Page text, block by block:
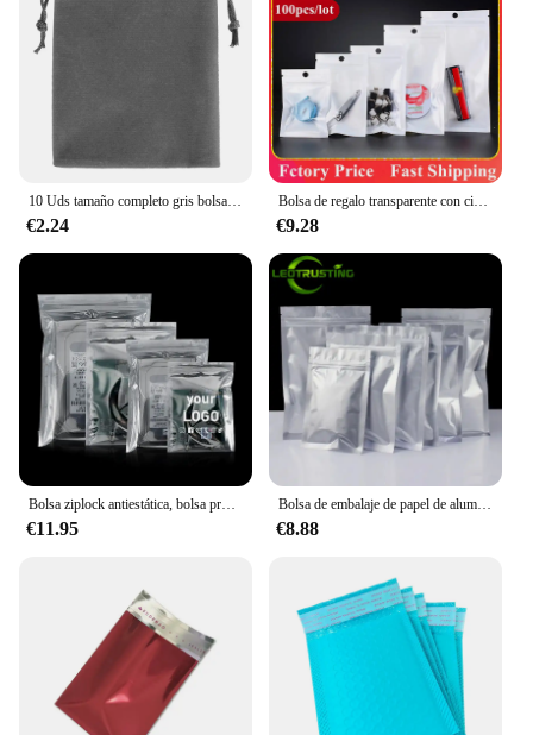
10 Uds tamaño completo gris bolsas de regalo de terciopelo joyería empaquetado de la joyería boda fiesta regalo favores dibujable de bolsas de embalaje
€2.24
Bolsa de regalo transparente con cierre frontal y cremallera blanca, estuche translúcido para guardar dulces, mascarilla, pulsera, adornos, embalaje, 100 unidades
€9.28
€11.95
Bolsa de embalaje de papel de aluminio plano resellable, bolsa de almacenamiento con cierre de cremallera, a prueba de luz, Hardware de especias de café molido, regalos de mantequilla, 50 piezas
€8.88